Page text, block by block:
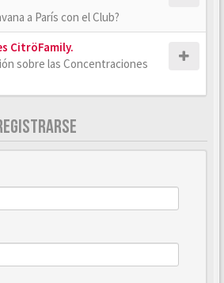
a París con el Club?
CitröFamily.
sobre las Concentraciones